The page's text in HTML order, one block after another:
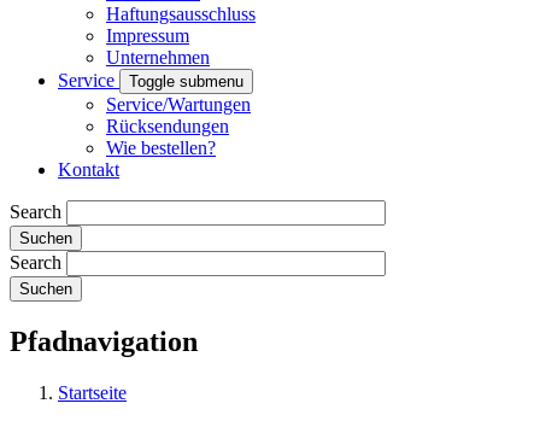
Haftungsausschluss
Impressum
Unternehmen
Service
Toggle submenu
Service/Wartungen
Rücksendungen
Wie bestellen?
Kontakt
Search
Search
Pfadnavigation
Startseite